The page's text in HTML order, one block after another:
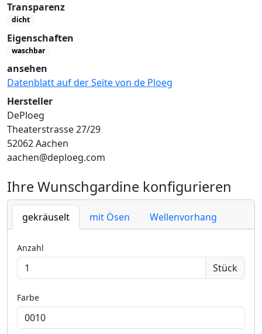
Transparenz
dicht
Eigenschaften
waschbar
ansehen
Datenblatt auf der Seite von de Ploeg
Hersteller
DePloeg
Theaterstrasse 27/29
52062 Aachen
aachen@deploeg.com
Ihre Wunschgardine konfigurieren
gekräuselt mit Ösen Wellenvorhang
Anzahl
Stück
Farbe